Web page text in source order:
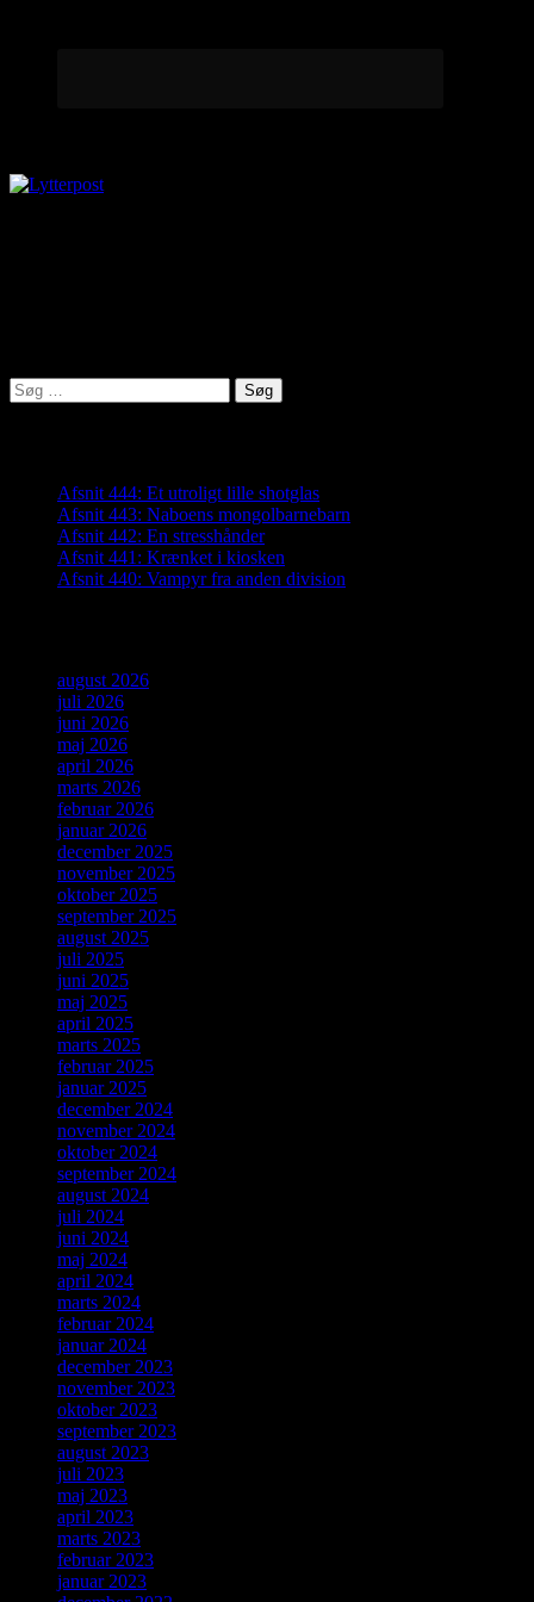
Søg
efter:
Afsnit 444: Et utroligt lille shotglas
Afsnit 443: Naboens mongolbarnebarn
Afsnit 442: En stresshånder
Afsnit 441: Krænket i kiosken
Afsnit 440: Vampyr fra anden division
august 2026
juli 2026
juni 2026
maj 2026
april 2026
marts 2026
februar 2026
januar 2026
december 2025
november 2025
oktober 2025
september 2025
august 2025
juli 2025
juni 2025
maj 2025
april 2025
marts 2025
februar 2025
januar 2025
december 2024
november 2024
oktober 2024
september 2024
august 2024
juli 2024
juni 2024
maj 2024
april 2024
marts 2024
februar 2024
januar 2024
december 2023
november 2023
oktober 2023
september 2023
august 2023
juli 2023
maj 2023
april 2023
marts 2023
februar 2023
januar 2023